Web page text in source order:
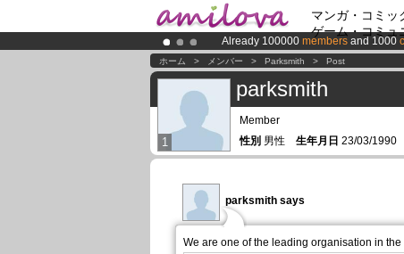
マンガ・コミッ
ゲーム・コミュ
Already 100000 members and 1000
AmilovaKickstarter is now LIVE!.
Premium membership from3.95
ホーム > メンバー > Parksmith > Post
1
parksmith
Member
性別 男性 生年月日 23/03/1990
parksmith says
We are one of the leading organisation in